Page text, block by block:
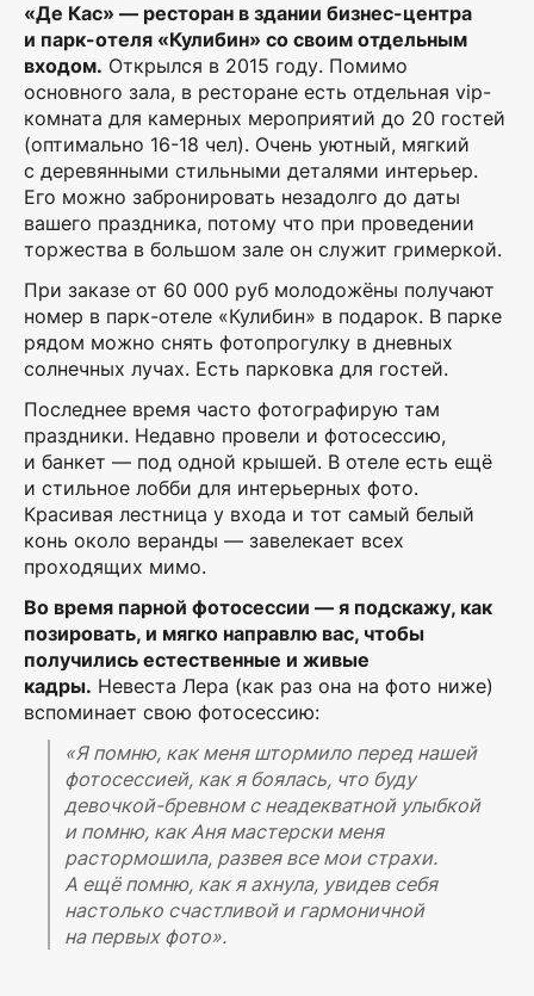
«Де Кас» — ресторан в здании бизнес-центра
и парк-отеля «Кулибин» со своим отдельным
входом. Открылся в 2015 году. Помимо
основного зала, в ресторане есть отдельная vip-
комната для камерных мероприятий до 20 гостей
(оптимально 16-18 чел). Очень уютный, мягкий
с деревянными стильными деталями интерьер.
Его можно забронировать незадолго до даты
вашего праздника, потому что при проведении
торжества в большом зале он служит гримеркой.
При заказе от 60 000 руб молодожёны получают
номер в парк-отеле «Кулибин» в подарок. В парке
рядом можно снять фотопрогулку в дневных
солнечных лучах. Есть парковка для гостей.
Последнее время часто фотографирую там
праздники. Недавно провели и фотосессию,
и банкет — под одной крышей. В отеле есть ещё
и стильное лобби для интерьерных фото.
Красивая лестница у входа и тот самый белый
конь около веранды — завелекает всех
проходящих мимо.
Во время парной фотосессии — я подскажу, как
позировать, и мягко направлю вас, чтобы
получились естественные и живые
кадры. Невеста Лера (как раз она на фото ниже)
вспоминает свою фотосессию:
«Я помню, как меня штормило перед нашей
фотосессией, как я боялась, что буду
девочкой-бревном с неадекватной улыбкой
и помню, как Аня мастерски меня
растормошила, развея все мои страхи.
А ещё помню, как я ахнула, увидев себя
настолько счастливой и гармоничной
на первых фото».